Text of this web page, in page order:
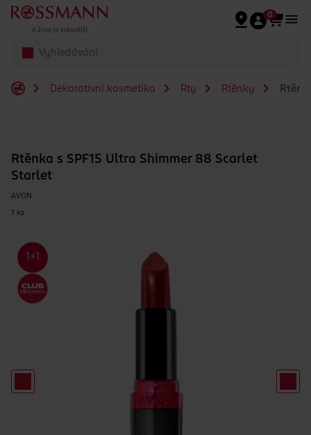
Přeskočit na hlavmní obsah
0
Dekorativní kosmetika Rty Rtěnky
Rtěnka s SPF15 Ultra Shimmer 88 Scarlet
Starlet
AVON
1 ks